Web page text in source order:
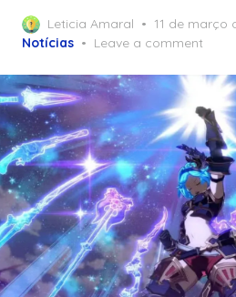
Leticia Amaral
Posted
on
11 de março
Notícias
Leave a comment